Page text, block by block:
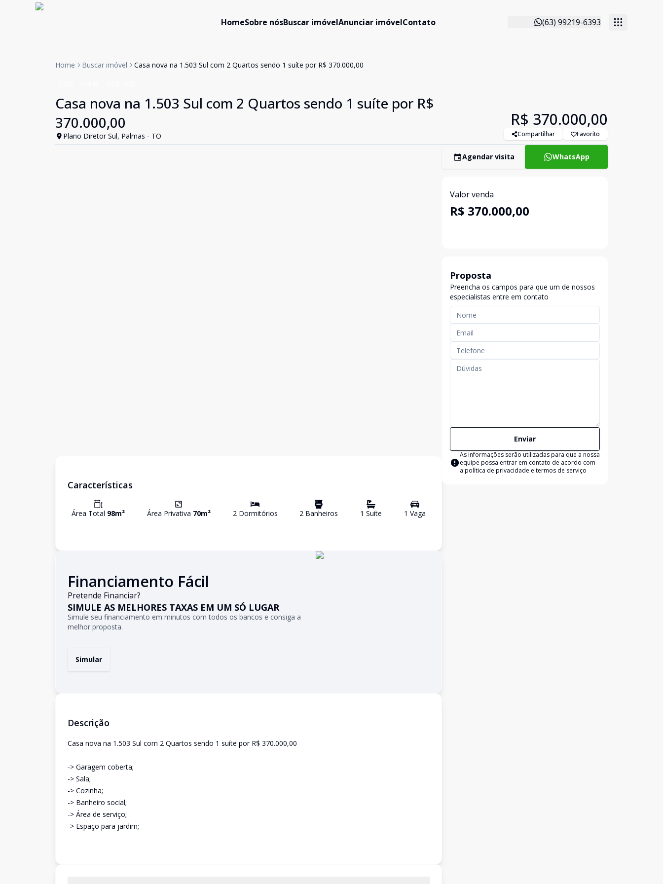
HomeSobre nósBuscar imóvelAnunciar imóvelContato (63) 99219-6393
Home Buscar imóvel Casa nova na 1.503 Sul com 2 Quartos sendo 1 suíte por R$ 370.000,00
Casa nova na 1.503 Sul com 2 Quartos sendo 1 suíte por R$
370.000,00
Plano Diretor Sul, Palmas - TO
R$ 370.000,00
Compartilhar Favorito
Características
Área Total 98m² Área Privativa 70m² 2Dormitórios 2 Banheiros 1 Suíte 1 Vaga
Financiamento Fácil
Pretende Financiar?
SIMULE AS MELHORES TAXAS EM UM SÓ LUGAR
Simule seu financiamento em minutos com todos os bancos e consiga a
melhor proposta.
Simular
Descrição
Casa nova na 1.503 Sul com 2 Quartos sendo 1 suíte por R$ 370.000,00
-> Garagem coberta;
-> Sala;
-> Cozinha;
-> Banheiro social;
-> Área de serviço;
-> Espaço para jardim;
Agendar visita WhatsApp
Valor venda
R$ 370.000,00
Proposta
Preencha os campos para que um de nossos
especialistas entre em contato
Enviar
As informações serão utilizadas para que a nossa
equipe possa entrar em contato de acordo com
a política de privacidade e termos de serviço